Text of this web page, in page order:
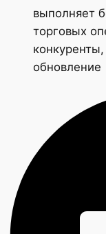
выполняет
торговых
обновление